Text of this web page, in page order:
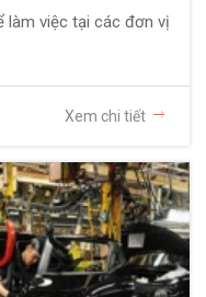
làm việc tại các đơn vị
Xem chi tiết